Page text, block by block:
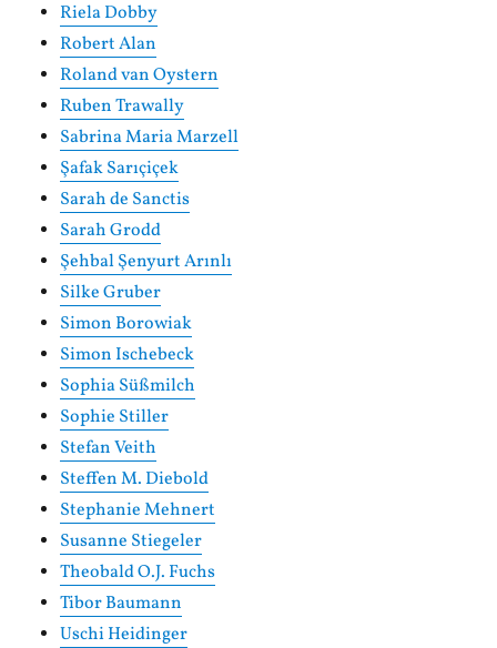
Riela Dobby
Robert Alan
Roland van Oystern
Ruben Trawally
Sabrina Maria Marzell
Şafak Sarıçiçek
Sarah de Sanctis
Sarah Grodd
Şehbal Şenyurt Arınlı
Silke Gruber
Simon Borowiak
Simon Ischebeck
Sophia Süßmilch
Sophie Stiller
Stefan Veith
Steffen M. Diebold
Stephanie Mehnert
Susanne Stiegeler
Theobald O.J. Fuchs
Tibor Baumann
Uschi Heidinger